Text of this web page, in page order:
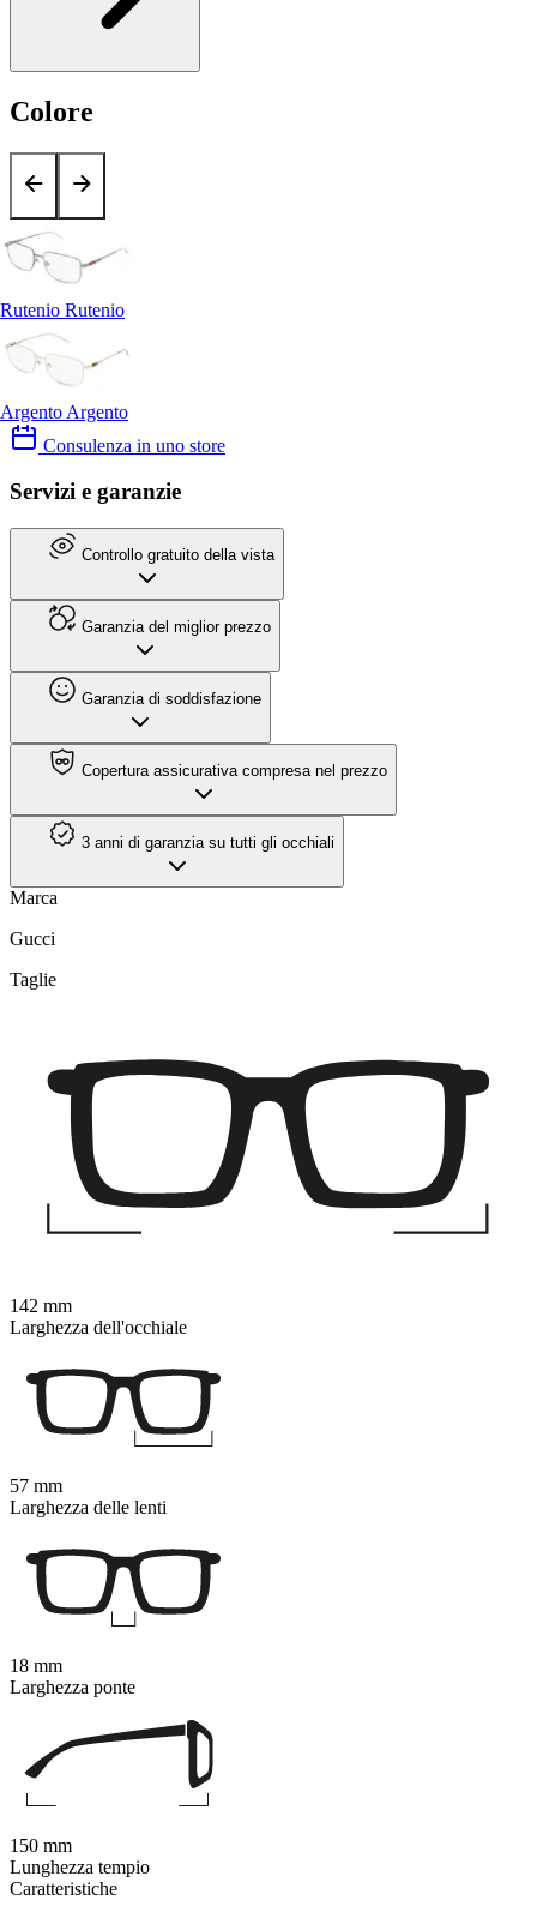
Colore
Rutenio Rutenio
Argento Argento
Consulenza in uno store
Servizi e garanzie
Controllo gratuito della vista
Garanzia del miglior prezzo
Garanzia di soddisfazione
Copertura assicurativa compresa nel prezzo
3 anni di garanzia su tutti gli occhiali
Marca
Gucci
Caratteristiche
Taglie
142 mm
Larghezza dell'occhiale
57 mm
Larghezza delle lenti
18 mm
Larghezza ponte
150 mm
Lunghezza tempio